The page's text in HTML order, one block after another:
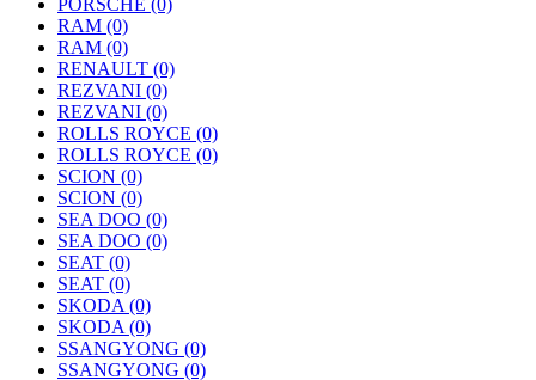
PORSCHE (0)
RAM (0)
RAM (0)
RENAULT (0)
REZVANI (0)
REZVANI (0)
ROLLS ROYCE (0)
ROLLS ROYCE (0)
SCION (0)
SCION (0)
SEA DOO (0)
SEA DOO (0)
SEAT (0)
SEAT (0)
SKODA (0)
SKODA (0)
SSANGYONG (0)
SSANGYONG (0)